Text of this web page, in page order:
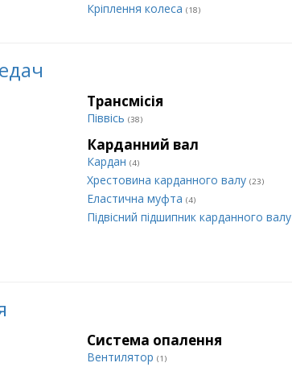
Кріплення колеса (18)
Трансмісія
Піввісь (38)
Карданний вал
Кардан (4)
Хрестовина карданного валу (23)
Еластична муфта (4)
Підвісний підшипник карданного валу
Система опалення
Вентилятор (1)